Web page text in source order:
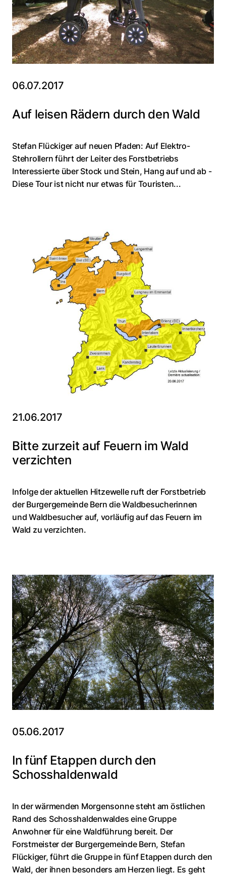
06.07.2017
Auf leisen Rädern durch den Wald
Stefan Flückiger auf neuen Pfaden: Auf Elektro-
Stehrollern führt der Leiter des Forstbetriebs
Interessierte über Stock und Stein, Hang auf und ab -
Diese Tour ist nicht nur etwas für Touristen...
21.06.2017
Bitte zurzeit auf Feuern im Wald
verzichten
Infolge der aktuellen Hitzewelle ruft der Forstbetrieb
der Burgergemeinde Bern die Waldbesucherinnen
und Waldbesucher auf, vorläufig auf das Feuern im
Wald zu verzichten.
05.06.2017
In fünf Etappen durch den
Schosshaldenwald
In der wärmenden Morgensonne steht am östlichen
Rand des Schosshaldenwaldes eine Gruppe
Anwohner für eine Waldführung bereit. Der
Forstmeister der Burgergemeinde Bern, Stefan
Flückiger, führt die Gruppe in fünf Etappen durch den
Wald, der ihnen besonders am Herzen liegt. Es geht